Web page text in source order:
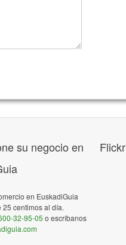
su negocio en
en EuskadiGuia
25 centimos al día.
32-95-05 o escríbanos
Flickr